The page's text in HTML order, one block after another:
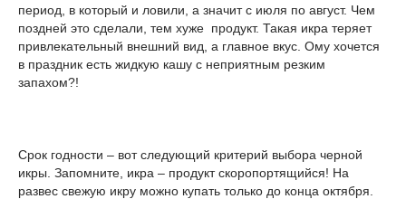
период, в который и ловили, а значит с июля по август. Чем
поздней это сделали, тем хуже продукт. Такая икра теряет
привлекательный внешний вид, а главное вкус. Ому хочется
в праздник есть жидкую кашу с неприятным резким
запахом?!
Срок годности – вот следующий критерий выбора черной
икры. Запомните, икра – продукт скоропортящийся! На
развес свежую икру можно купать только до конца октября.